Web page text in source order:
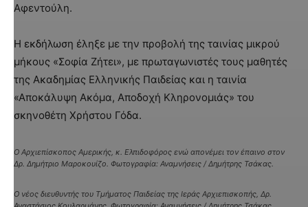
Αφεντούλη.
Η εκδήλωση έληξε με την προβολή της ταινίας μικρού
μήκους «Σοφία Ζήτει», με πρωταγωνιστές τους μαθητές
της Ακαδημίας Ελληνικής Παιδείας και η ταινία
«Αποκάλυψη Ακόμα, Αποδοχή Κληρονομιάς» του
σκηνοθέτη Χρήστου Γόδα.
Ο Αρχιεπίσκοπος Αμερικής, κ. Ελπιδοφόρος ενώ απονέμει τον έπαινο στον
Δρ. Δημήτριο Μαροκουίζο. Φωτογραφία: Αναμνήσεις / Δημήτρης Τσάκας.
Ο νέος διευθυντής του Τμήματος Παιδείας της Ιεράς Αρχιεπισκοπής, Δρ.